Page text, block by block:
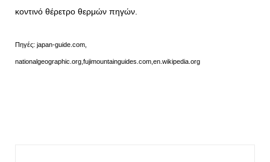
κοντινό θέρετρο θερμών πηγών.
Πηγές: japan-guide.com,
nationalgeographic.org,fujimountainguides.com,en.wikipedia.org